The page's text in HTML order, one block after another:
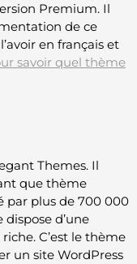
Premium. Il
de ce
en français et
savoir quel thème
Themes. Il
que thème
par plus de 700 000
d’une
C’est le thème
un site WordPress